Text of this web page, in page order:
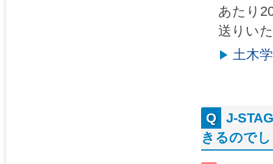
あたり
送りい
土木
J-
きるので